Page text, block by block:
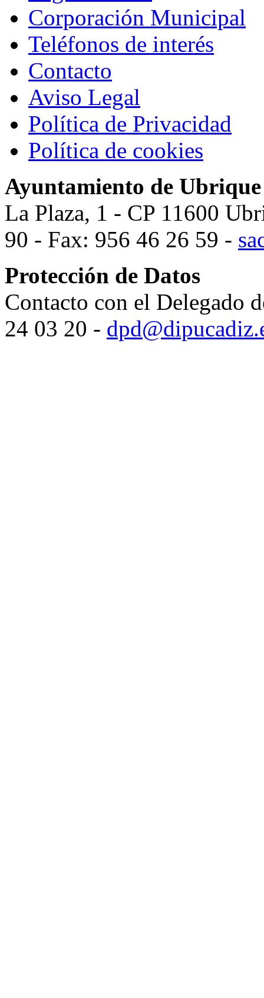
Corporación Municipal
Teléfonos de interés
Contacto
Aviso Legal
Política de Privacidad
Política de cookies
Ayuntamiento de Ubrique
La Plaza, 1 - CP 11600
90 - Fax: 956 46 26 59 -
Protección de Datos
Contacto con el Delegado
24 03 20 -